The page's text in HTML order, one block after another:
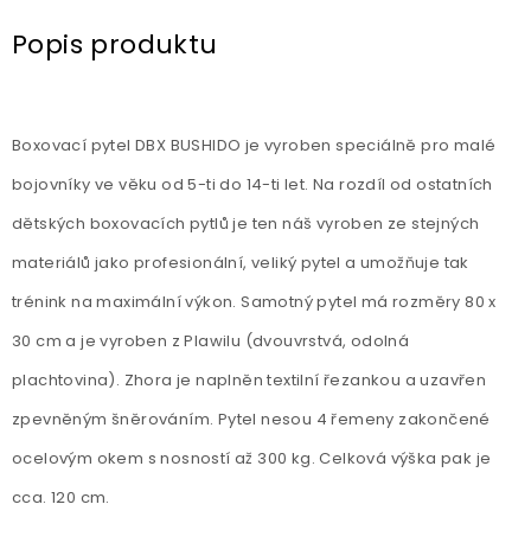
Popis produktu
Boxovací pytel DBX BUSHIDO je vyroben speciálně pro malé
bojovníky ve věku od 5-ti do 14-ti let. Na rozdíl od ostatních
dětských boxovacích pytlů je ten náš vyroben ze stejných
materiálů jako profesionální, veliký pytel a umožňuje tak
trénink na maximální výkon. Samotný pytel má rozměry 80 x
30 cm a je vyroben z Plawilu (dvouvrstvá, odolná
plachtovina). Zhora je naplněn textilní řezankou a uzavřen
zpevněným šněrováním. Pytel nesou 4 řemeny zakončené
ocelovým okem s nosností až 300 kg. Celková výška pak je
cca. 120 cm.